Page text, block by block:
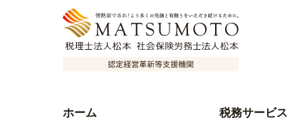
ホーム 税務サービス